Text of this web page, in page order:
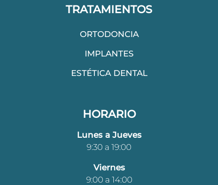
b
o
-
f
a
r
m
TRATAMIENTOS
ORTODONCIA
IMPLANTES
ESTÉTICA DENTAL
HORARIO
Lunes a Jueves
9:30 a 19:00
Viernes
9:00 a 14:00